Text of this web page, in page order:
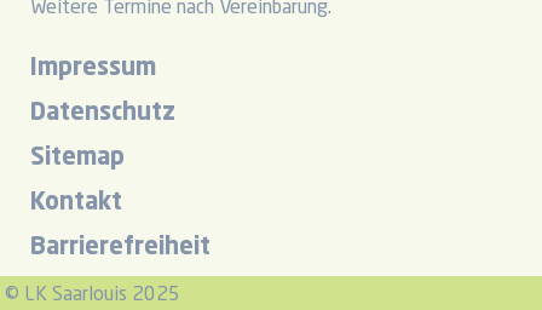
Weitere Termine nach Vereinbarung.
Impressum
Datenschutz
Sitemap
Kontakt
Barrierefreiheit
© LK Saarlouis 2025